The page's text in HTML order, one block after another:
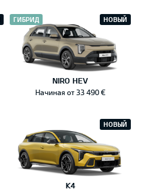
NIRO HEV
НОВЫЙ
ГИБРИД
Начиная от 33 490 €
K4
НОВЫЙ